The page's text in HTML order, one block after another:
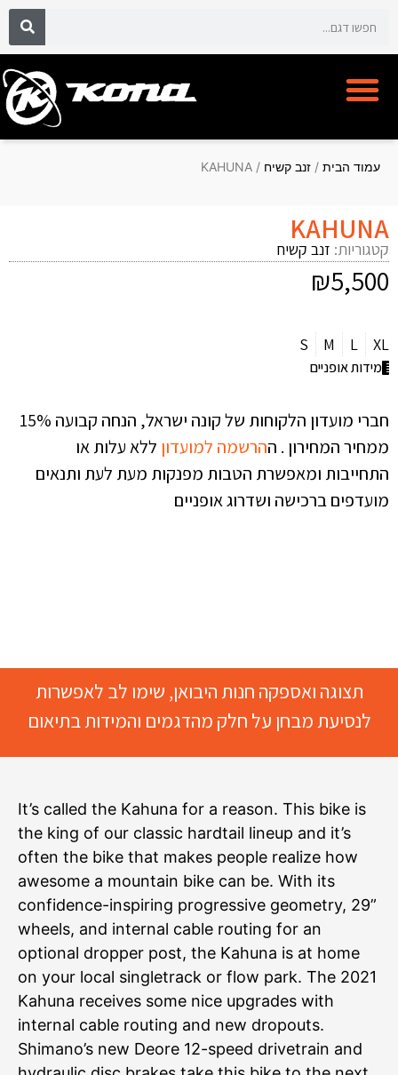
עמוד הבית / זנב קשיח / KAHUNA
KAHUNA
קטגוריות: זנב קשיח
₪5,500
XL
L
M
S
מידות אופניים
חברי מועדון הלקוחות של קונה ישראל, הנחה קבועה 15%
ממחיר המחירון . ההרשמה למועדון ללא עלות או
התחייבות ומאפשרת הטבות מפנקות מעת לעת ותנאים
מועדפים ברכישה ושדרוג אופניים
תצוגה ואספקה חנות היבואן, שימו לב לאפשרות
לנסיעת מבחן על חלק מהדגמים והמידות בתיאום
It’s called the Kahuna for a reason. This bike is
the king of our classic hardtail lineup and it’s
often the bike that makes people realize how
awesome a mountain bike can be. With its
confidence-inspiring progressive geometry, 29”
wheels, and internal cable routing for an
optional dropper post, the Kahuna is at home
on your local singletrack or flow park. The 2021
Kahuna receives some nice upgrades with
internal cable routing and new dropouts.
Shimano’s new Deore 12-speed drivetrain and